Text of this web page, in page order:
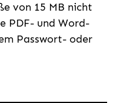
von 15 MB nicht
PDF- und Word-
Passwort- oder